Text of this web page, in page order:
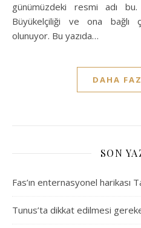
günümüzdeki resmi adı
Büyükelçiliği ve ona bağlı
olunuyor. Bu yazıda…
DAHA
SON
Fas’ın enternasyonel harikası
Tunus’ta dikkat edilmesi